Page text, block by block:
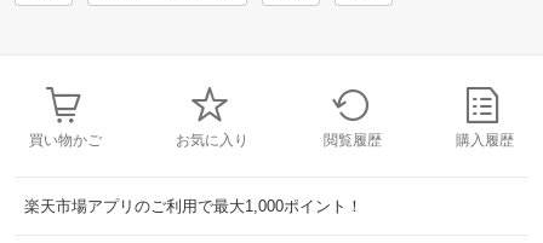
買い物かご お気に入り 閲覧履歴 購入履歴
楽天市場アプリのご利用で最大1,000ポイント！